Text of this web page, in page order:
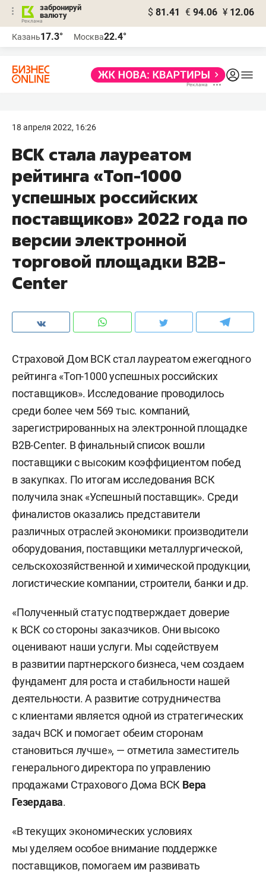
забронируй
валюту
$ 81.41 € 94.06 ¥ 12.06
Казань17.3° Москва22.4°
18 апреля 2022, 16:26
ВСК стала лауреатом
рейтинга «Топ-1000
успешных российских
поставщиков» 2022 года по
версии электронной
торговой площадки B2B-
Center
Страховой Дом ВСК стал лауреатом ежегодного
рейтинга «Топ-1000 успешных российских
поставщиков». Исследование проводилось
среди более чем 569 тыс. компаний,
зарегистрированных на электронной площадке
B2B-Center. В финальный список вошли
поставщики с высоким коэффициентом побед
в закупках. По итогам исследования ВСК
получила знак «Успешный поставщик». Среди
финалистов оказались представители
различных отраслей экономики: производители
оборудования, поставщики металлургической,
сельскохозяйственной и химической продукции,
логистические компании, строители, банки и др.
«Полученный статус подтверждает доверие
к ВСК со стороны заказчиков. Они высоко
оценивают наши услуги. Мы содействуем
в развитии партнерского бизнеса, чем создаем
фундамент для роста и стабильности нашей
деятельности. А развитие сотрудничества
с клиентами является одной из стратегических
задач ВСК и помогает обеим сторонам
становиться лучше», — отметила заместитель
генерального директора по управлению
продажами Страхового Дома ВСК Вера
Гезердава.
«В текущих экономических условиях
мы уделяем особое внимание поддержке
поставщиков, помогаем им развивать